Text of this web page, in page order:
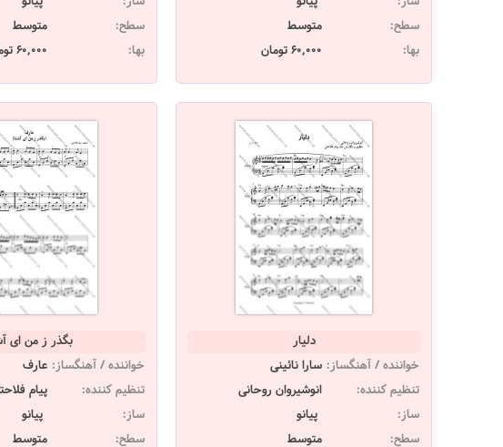
سطح:
متوسط
بها:
60,000 تومان
سطح:
متوسط
بها:
60,000 تومان
دلیار
خواننده / آهنگساز: سارا نائینی
تنظیم کننده:
انوشیروان روحانی
ساز:
پیانو
سطح:
متوسط
بگذر ز من ای
خواننده / آهنگساز: عارف
تنظیم کننده:
پیام
ساز:
پیانو
سطح:
متوسط